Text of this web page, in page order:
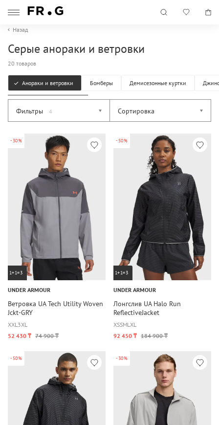
Назад
Серые анораки и ветровки
20 товаров
Анораки и ветровки Бомберы Демисезонные куртки
Фильтры 4 Сортировка
-30%
1+1=3
UNDER ARMOUR
Ветровка UA Tech Utility Woven
Jckt-GRY
XXL3XL
52 430 ₸ 74 900 ₸
-50%
1+1=3
UNDER ARMOUR
Лонгслив UA Halo Run
ReflectiveJacket
XSSMLXL
92 450 ₸ 184 900 ₸
-50% -30%